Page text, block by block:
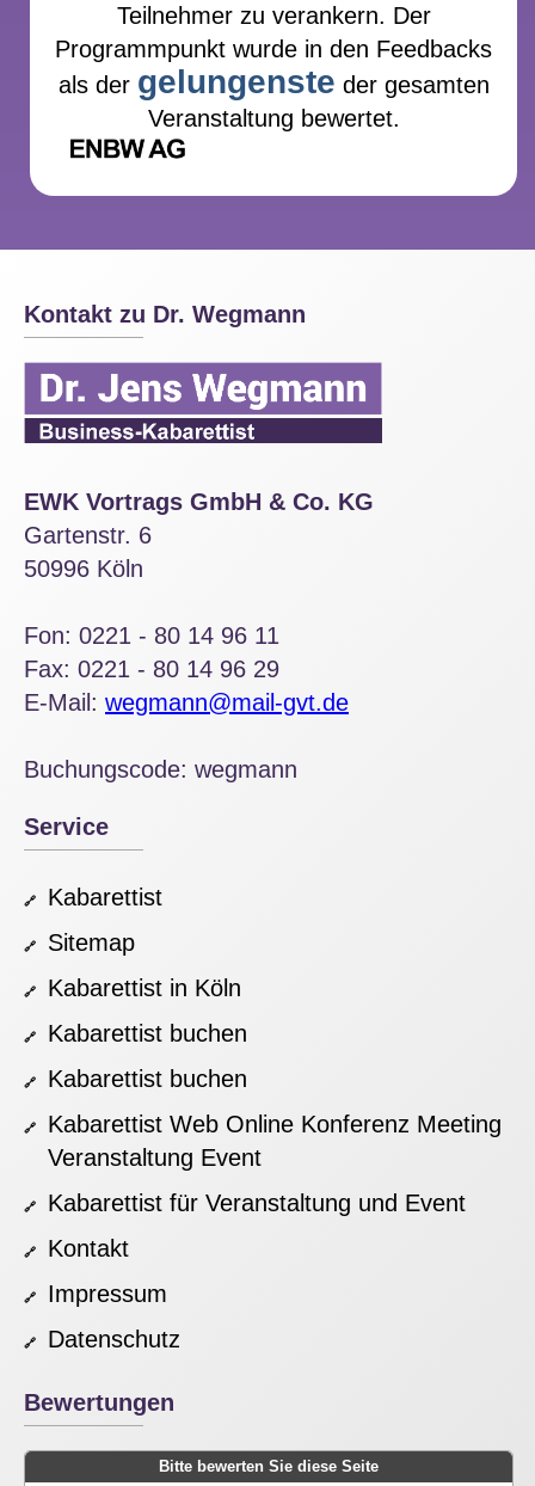
Teilnehmer zu verankern. Der
Programmpunkt wurde in den Feedbacks
als der gelungenste der gesamten
Veranstaltung bewertet.
Kontakt zu Dr. Wegmann
EWK Vortrags GmbH & Co. KG
Gartenstr. 6
50996 Köln
Fon: 0221 - 80 14 96 11
Fax: 0221 - 80 14 96 29
E-Mail: wegmann@mail-gvt.de
Buchungscode: wegmann
Service
Kabarettist
Sitemap
Kabarettist in Köln
Kabarettist buchen
Kabarettist buchen
Kabarettist Web Online Konferenz Meeting
Veranstaltung Event
Kabarettist für Veranstaltung und Event
Kontakt
Impressum
Datenschutz
Bewertungen
Bitte bewerten Sie diese Seite